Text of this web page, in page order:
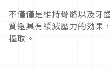
不僅僅是維持骨骼以及牙
質還具有緩減壓力的効果
攝取。